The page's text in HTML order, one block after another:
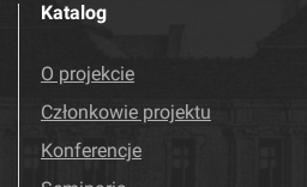
Katalog
O projekcie
Członkowie projektu
Konferencje